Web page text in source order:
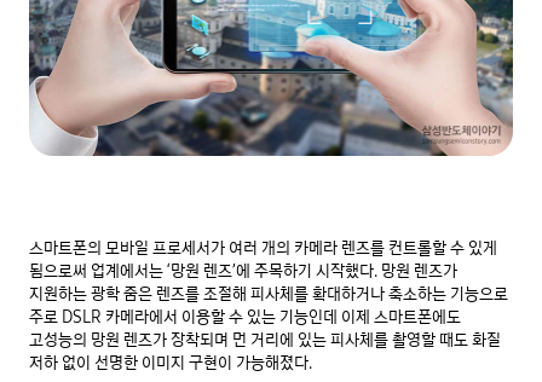
스마트폰의 모바일 프로세서가 여러 개의 카메라 렌즈를 컨트롤할 수 있게
됨으로써 업계에서는 ‘망원 렌즈’에 주목하기 시작했다. 망원 렌즈가
지원하는 광학 줌은 렌즈를 조절해 피사체를 확대하거나 축소하는 기능으로
주로 DSLR 카메라에서 이용할 수 있는 기능인데 이제 스마트폰에도
고성능의 망원 렌즈가 장착되며 먼 거리에 있는 피사체를 촬영할 때도 화질
저하 없이 선명한 이미지 구현이 가능해졌다.